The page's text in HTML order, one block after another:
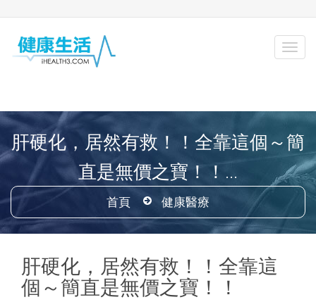
肝硬化，居然有救！！全靠這個～簡
直是無價之寶！！...
首頁 健康醫療
肝硬化，居然有救！！全靠這
個～簡直是無價之寶！！